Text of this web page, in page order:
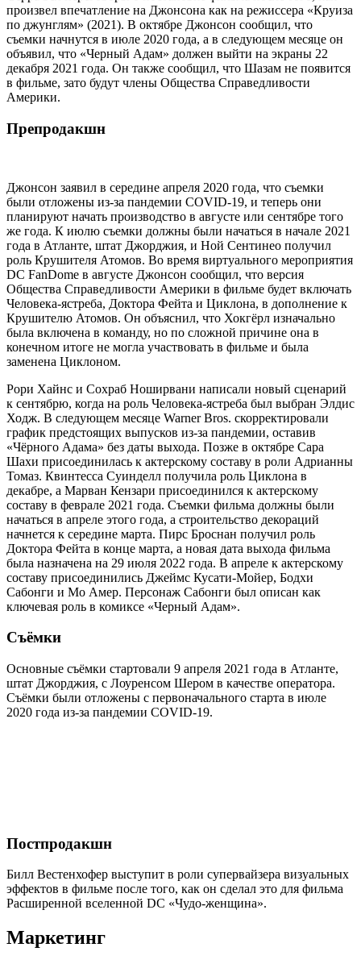
произвел впечатление на Джонсона как на режиссера «Круиза
по джунглям» (2021). В октябре Джонсон сообщил, что
съемки начнутся в июле 2020 года, а в следующем месяце он
объявил, что «Черный Адам» должен выйти на экраны 22
декабря 2021 года. Он также сообщил, что Шазам не появится
в фильме, зато будут члены Общества Справедливости
Америки.
Препродакшн
Джонсон заявил в середине апреля 2020 года, что съемки
были отложены из-за пандемии COVID-19, и теперь они
планируют начать производство в августе или сентябре того
же года. К июлю съемки должны были начаться в начале 2021
года в Атланте, штат Джорджия, и Ной Сентинео получил
роль Крушителя Атомов. Во время виртуального мероприятия
DC FanDome в августе Джонсон сообщил, что версия
Общества Справедливости Америки в фильме будет включать
Человека-ястреба, Доктора Фейта и Циклона, в дополнение к
Крушителю Атомов. Он объяснил, что Хокгёрл изначально
была включена в команду, но по сложной причине она в
конечном итоге не могла участвовать в фильме и была
заменена Циклоном.
Рори Хайнс и Сохраб Ноширвани написали новый сценарий
к сентябрю, когда на роль Человека-ястреба был выбран Элдис
Ходж. В следующем месяце Warner Bros. скорректировали
график предстоящих выпусков из-за пандемии, оставив
«Чёрного Адама» без даты выхода. Позже в октябре Сара
Шахи присоединилась к актерскому составу в роли Адрианны
Томаз. Квинтесса Суинделл получила роль Циклона в
декабре, а Марван Кензари присоединился к актерскому
составу в феврале 2021 года. Съемки фильма должны были
начаться в апреле этого года, а строительство декораций
начнется к середине марта. Пирс Броснан получил роль
Доктора Фейта в конце марта, а новая дата выхода фильма
была назначена на 29 июля 2022 года. В апреле к актерскому
составу присоединились Джеймс Кусати-Мойер, Бодхи
Сабонги и Мо Амер. Персонаж Сабонги был описан как
ключевая роль в комиксе «Черный Адам».
Съёмки
Основные съёмки стартовали 9 апреля 2021 года в Атланте,
штат Джорджия, с Лоуренсом Шером в качестве оператора.
Съёмки были отложены с первоначального старта в июле
2020 года из-за пандемии COVID-19.
Постпродакшн
Билл Вестенхофер выступит в роли супервайзера визуальных
эффектов в фильме после того, как он сделал это для фильма
Расширенной вселенной DC «Чудо-женщина».
Маркетинг